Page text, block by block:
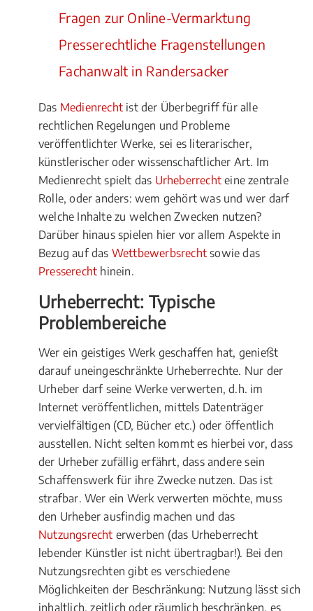
Fragen zur Online-Vermarktung
Presserechtliche Fragenstellungen
Fachanwalt in Randersacker
Das Medienrecht ist der Überbegriff für alle
rechtlichen Regelungen und Probleme
veröffentlichter Werke, sei es literarischer,
künstlerischer oder wissenschaftlicher Art. Im
Medienrecht spielt das Urheberrecht eine zentrale
Rolle, oder anders: wem gehört was und wer darf
welche Inhalte zu welchen Zwecken nutzen?
Darüber hinaus spielen hier vor allem Aspekte in
Bezug auf das Wettbewerbsrecht sowie das
Presserecht hinein.
Urheberrecht: Typische
Problembereiche
Wer ein geistiges Werk geschaffen hat, genießt
darauf uneingeschränkte Urheberrechte. Nur der
Urheber darf seine Werke verwerten, d.h. im
Internet veröffentlichen, mittels Datenträger
vervielfältigen (CD, Bücher etc.) oder öffentlich
ausstellen. Nicht selten kommt es hierbei vor, dass
der Urheber zufällig erfährt, dass andere sein
Schaffenswerk für ihre Zwecke nutzen. Das ist
strafbar. Wer ein Werk verwerten möchte, muss
den Urheber ausfindig machen und das
Nutzungsrecht erwerben (das Urheberrecht
lebender Künstler ist nicht übertragbar!). Bei den
Nutzungsrechten gibt es verschiedene
Möglichkeiten der Beschränkung: Nutzung lässt sich
inhaltlich, zeitlich oder räumlich beschränken, es